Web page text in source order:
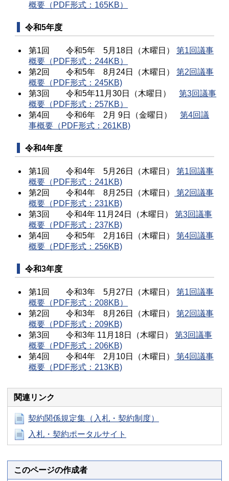
概要（PDF形式：165KB）
令和5年度
第1回 令和5年 5月18日（木曜日）第1回議事
概要（PDF形式：244KB）
第2回 令和5年 8月24日（木曜日）第2回議事
概要（PDF形式：245KB)
第3回 令和5年11月30日（木曜日）第3回議事
概要（PDF形式：257KB）
第4回 令和6年 2月 9日（金曜日）第4回議
事概要（PDF形式：261KB)
令和4年度
第1回 令和4年 5月26日（木曜日）第1回議事
概要（PDF形式：241KB)
第2回 令和4年 8月25日（木曜日）
第2回議事
概要（PDF形式：231KB)
第3回 令和4年 11月24日（木曜日）第3回議事
概要（PDF形式：237KB)
第4回 令和5年 2月16日（木曜日）第4回議事
概要（PDF形式：256KB)
令和3年度
第1回 令和3年 5月27日（木曜日）第1回議事
概要（PDF形式：208KB）
第2回 令和3年 8月26日（木曜日）第2回議事
概要（PDF形式：209KB)
第3回 令和3年 11月18日（木曜日）第3回議事
概要（PDF形式：206KB)
第4回 令和4年 2月10日（木曜日）
第4回議事
概要（PDF形式：213KB)
関連リンク
契約関係規定集（入札・契約制度）
入札・契約ポータルサイト
このページの作成者